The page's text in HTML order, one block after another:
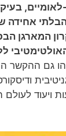
אחידה
המארגן
גם ההקשר
ויעוד לעולם